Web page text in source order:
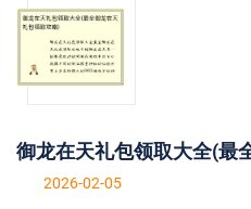
御龙在天礼包领取大全(最
2026-02-05